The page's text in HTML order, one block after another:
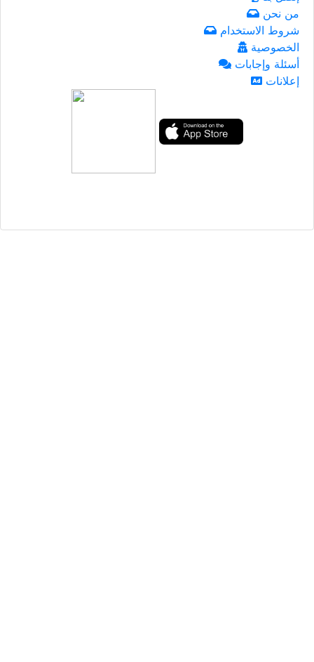
من نحن
شروط الاستخدام
الخصوصية
أسئلة وإجابات
إعلانات